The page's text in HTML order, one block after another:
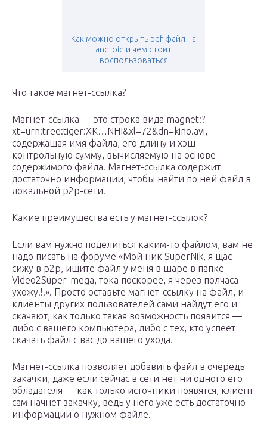
Как можно открыть pdf-файл на
android и чем стоит
воспользоваться
Что такое магнет-ссылка?
Магнет-ссылка — это строка вида magnet:?
xt=urn:tree:tiger:XK…NHI&xl=72&dn=kino.avi,
содержащая имя файла, его длину и хэш —
контрольную сумму, вычисляемую на основе
содержимого файла. Магнет-ссылка содержит
достаточно информации, чтобы найти по ней файл в
локальной p2p-сети.
Какие преимущества есть у магнет-ссылок?
Если вам нужно поделиться каким-то файлом, вам не
надо писать на форуме «Мой ник SuperNik, я щас
сижу в p2p, ищите файл у меня в шаре в папке
Video2Super-mega, тока поскорее, я через полчаса
ухожу!!!». Просто оставьте магнет-ссылку на файл, и
клиенты других пользователей сами найдут его и
скачают, как только такая возможность появится —
либо с вашего компьютера, либо с тех, кто успеет
скачать файл с вас до вашего ухода.
Магнет-ссылка позволяет добавить файл в очередь
закачки, даже если сейчас в сети нет ни одного его
обладателя — как только источники появятся, клиент
сам начнет закачку, ведь у него уже есть достаточно
информации о нужном файле.